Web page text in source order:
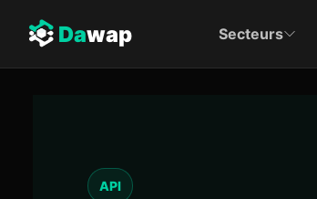
Dawap Secteurs
API